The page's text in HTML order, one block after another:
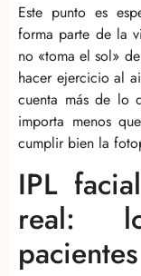
Este punto es
forma parte de la
no «toma el sol»
hacer ejercicio al
cuenta más de lo
importa menos
cumplir bien la
IPL
real: